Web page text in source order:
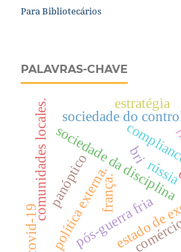
Para Bibliotecários
PALAVRAS-CHAVE
sociedade da disciplina
política externa.
pós-guerra fria
estado de
sociedade do
bri
panóptico
comunidades locales. frança.
estratégia
covid-19